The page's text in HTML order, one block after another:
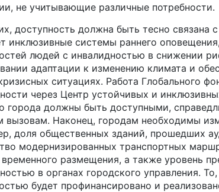
не учитывающие различные потребности.
доступность должна быть тесно связана
инклюзивные системы раннего
людей с инвалидностью в снижении
адаптации к изменению климата и
ситуациях. Работа Глобального
через Центр устойчивых и
города должны быть доступными,
вызовам. Наконец, городам необходимы
доля общественных зданий, прошедших
модернизированных транспортных
временного размещения, а также уровень
в органах городского управления.
будет профинансировано и